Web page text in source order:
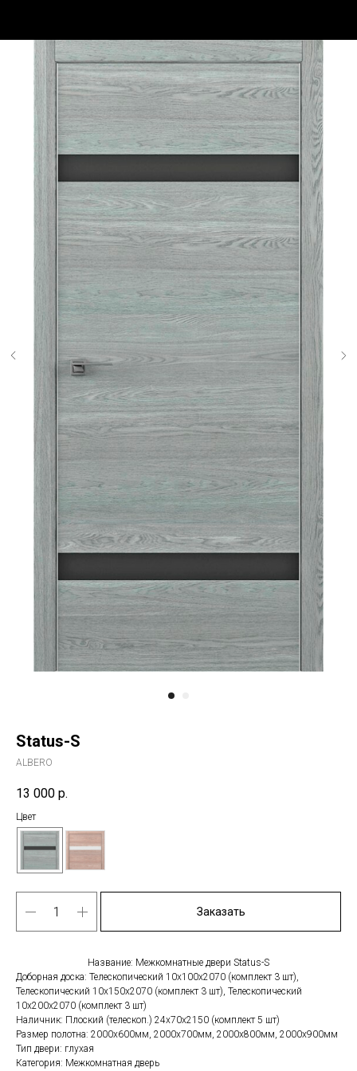
Status-S
ALBERO
13 000 р.
Цвет
Заказать
Название: Межкомнатные двери Status-S
Доборная доска: Телескопический 10х100х2070 (комплект 3 шт),
Телескопический 10х150х2070 (комплект 3 шт), Телескопический
10х200х2070 (комплект 3 шт)
Наличник: Плоский (телескоп.) 24х70х2150 (комплект 5 шт)
Размер полотна: 2000х600мм, 2000х700мм, 2000х800мм, 2000х900мм
Тип двери: глухая
Категория: Межкомнатная дверь